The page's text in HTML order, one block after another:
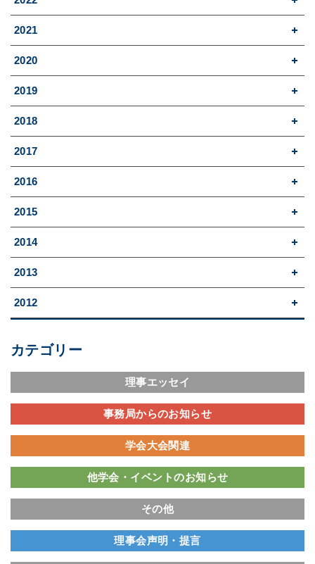
2021
2020
2019
2018
2017
2016
2015
2014
2013
2012
カテゴリー
理事エッセイ
事務局からのお知らせ
学会大会関連
他学会・イベントのお知らせ
その他
理事会声明・提言